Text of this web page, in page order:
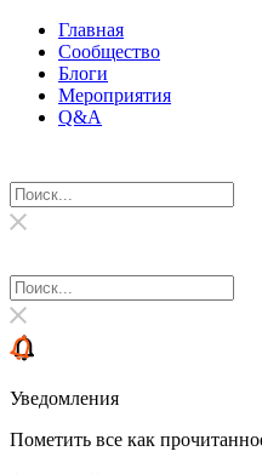
Главная
Сообщество
Блоги
Мероприятия
Q&A
Уведомления
Пометить все как